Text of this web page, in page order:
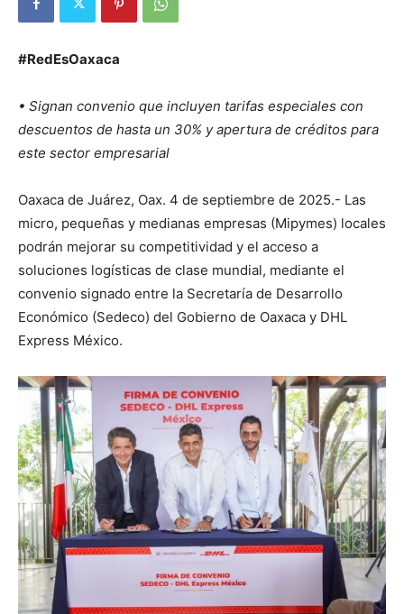
#RedEsOaxaca
•⁠ ⁠Signan convenio que incluyen tarifas especiales con
descuentos de hasta un 30% y apertura de créditos para
este sector empresarial
Oaxaca de Juárez, Oax. 4 de septiembre de 2025.- Las
micro, pequeñas y medianas empresas (Mipymes) locales
podrán mejorar su competitividad y el acceso a
soluciones logísticas de clase mundial, mediante el
convenio signado entre la Secretaría de Desarrollo
Económico (Sedeco) del Gobierno de Oaxaca y DHL
Express México.